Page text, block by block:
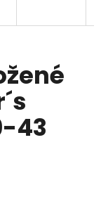
43